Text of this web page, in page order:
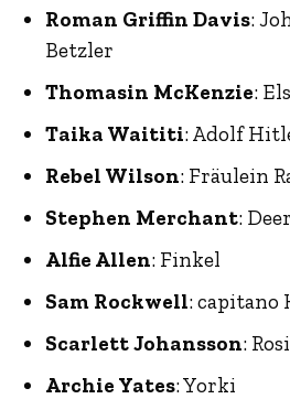
Roman Griffin Davis:
Betzler
Thomasin McKenzie:
Taika Waititi: Adolf
Rebel Wilson: Fräulein
Stephen Merchant:
Alfie Allen: Finkel
Sam Rockwell: capitano
Scarlett Johansson:
Archie Yates: Yorki